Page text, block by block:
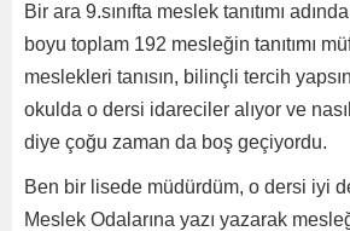
Bir ara 9.sınıfta meslek tanıtımı
boyu toplam 192 mesleğin tanıtımı
meslekleri tanısın, bilinçli tercih
okulda o dersi idareciler alıyor ve
diye çoğu zaman da boş geçiyordu.
Ben bir lisede müdürdüm, o dersi iyi
Meslek Odalarına yazı yazarak